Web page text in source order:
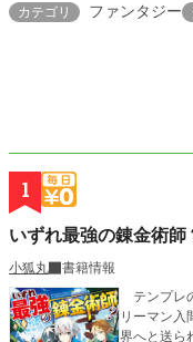
カテゴリ ファンタジー
1
いずれ最強の錬金術師
小狐丸
書籍情報
テンプレ
リーマン入間 巧。何の因果か、女神様に勇者とは別口
界へと送ら